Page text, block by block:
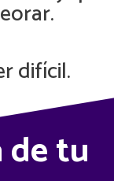
difícil.
de tu